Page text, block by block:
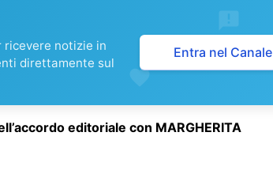
ricevere notizie in
direttamente sul
Entra nel Canale
editoriale con MARGHERITA